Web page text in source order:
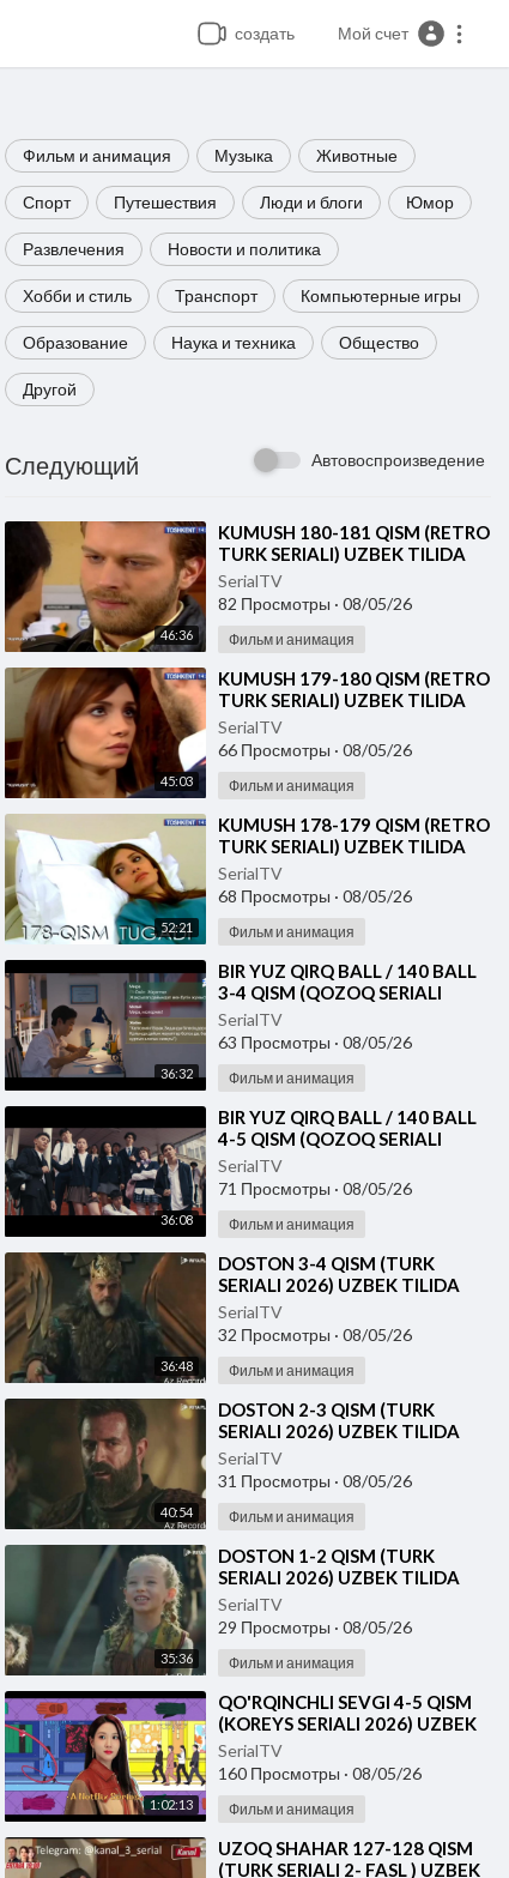
создать Мой счет
Фильм и анимация Музыка Животные
Спорт Путешествия Люди и блоги Юмор
Развлечения Новости и политика
Хобби и стиль Транспорт Компьютерные игры
Образование Наука и техника Общество
Другой
Следующий Автовоспроизведение
46:36
⁣KUMUSH 180-181 QISM (RETRO
TURK SERIALI) UZBEK TILIDA
SerialTV
82 Просмотры · 08/05/26
Фильм и анимация
45:03
⁣KUMUSH 179-180 QISM (RETRO
TURK SERIALI) UZBEK TILIDA
SerialTV
66 Просмотры · 08/05/26
Фильм и анимация
52:21
⁣KUMUSH 178-179 QISM (RETRO
TURK SERIALI) UZBEK TILIDA
SerialTV
68 Просмотры · 08/05/26
Фильм и анимация
36:32
⁣⁣BIR YUZ QIRQ BALL / 140 BALL
3-4 QISM (QOZOQ SERIALI
2026) UZBEK TILIDA
SerialTV
63 Просмотры · 08/05/26
Фильм и анимация
36:08
⁣⁣BIR YUZ QIRQ BALL / 140 BALL
4-5 QISM (QOZOQ SERIALI
2026) UZBEK TILIDA
SerialTV
71 Просмотры · 08/05/26
Фильм и анимация
36:48
⁣DOSTON 3-4 QISM (TURK
SERIALI 2026) UZBEK TILIDA
SerialTV
32 Просмотры · 08/05/26
Фильм и анимация
40:54
⁣DOSTON 2-3 QISM (TURK
SERIALI 2026) UZBEK TILIDA
SerialTV
31 Просмотры · 08/05/26
Фильм и анимация
35:36
⁣DOSTON 1-2 QISM (TURK
SERIALI 2026) UZBEK TILIDA
SerialTV
29 Просмотры · 08/05/26
Фильм и анимация
1:02:13
⁣⁣QO'RQINCHLI SEVGI 4-5 QISM
(KOREYS SERIALI 2026) UZBEK
TILIDA
SerialTV
160 Просмотры · 08/05/26
Фильм и анимация
⁣UZOQ SHAHAR 127-128 QISM
(TURK SERIALI 2- FASL ) UZBEK